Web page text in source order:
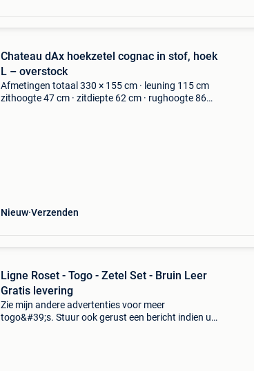
Chateau dAx hoekzetel cognac in stof, hoek
L – overstock
Afmetingen totaal 330 × 155 cm · leuning 115 cm
zithoogte 47 cm · zitdiepte 62 cm · rughoogte 86
Nieuw Verzenden
Ligne Roset - Togo - Zetel Set - Bruin Leer
Gratis levering
Zie mijn andere advertenties voor meer
togo&#39;s. Stuur ook gerust een bericht indien u